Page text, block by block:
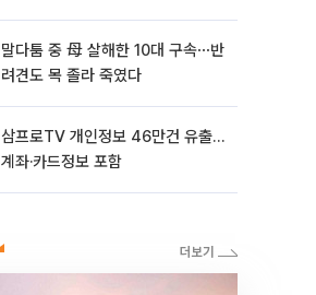
말다툼 중 母 살해한 10대 구속⋯반
려견도 목 졸라 죽였다
삼프로TV 개인정보 46만건 유출…
계좌·카드정보 포함